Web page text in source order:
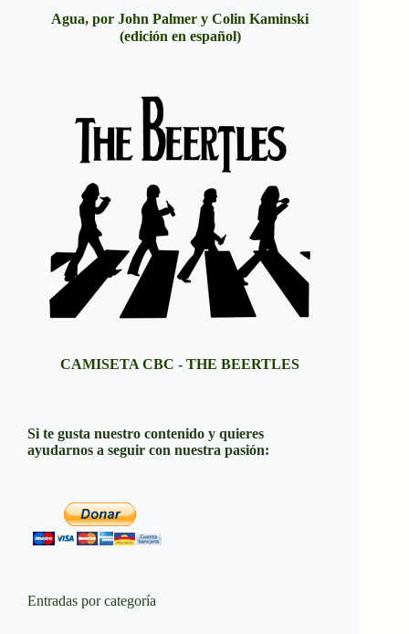
Agua, por John Palmer y Colin Kaminski
(edición en español)
CAMISETA CBC - THE BEERTLES
Si te gusta nuestro contenido y quieres
ayudarnos a seguir con nuestra pasión:
Entradas por categoría